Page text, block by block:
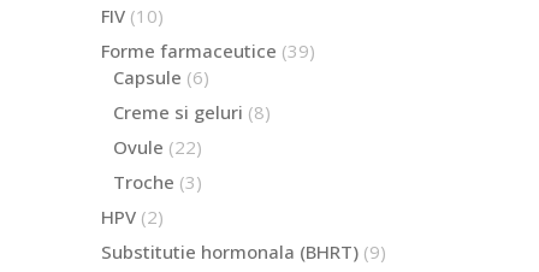
FIV 1010
Forme farmaceutice 3939
Capsule 66
Creme si geluri 88
Ovule 2222
produse
Troche 33
HPV 22
Substitutie hormonala (BHRT) 99